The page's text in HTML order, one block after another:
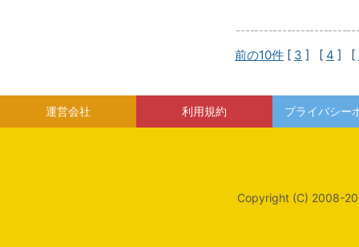
前の10件 [ 3 ] [ 4 ] [
運営会社 利用規約 プライバシー
Copyright (C) 2008-